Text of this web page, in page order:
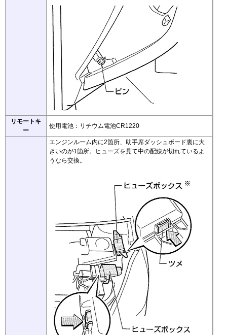
リモートキ
ー
使用電池：リチウム電池CR1220
エンジンルーム内に2箇所、助手席ダッシュボード裏に大
きいのが1箇所。ヒューズを見て中の配線が切れているよ
うなら交換。